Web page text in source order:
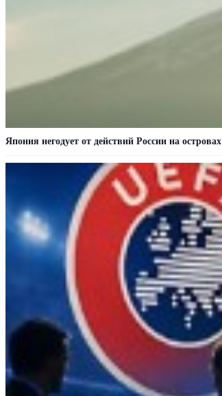
Япония негодует от действий России на островах